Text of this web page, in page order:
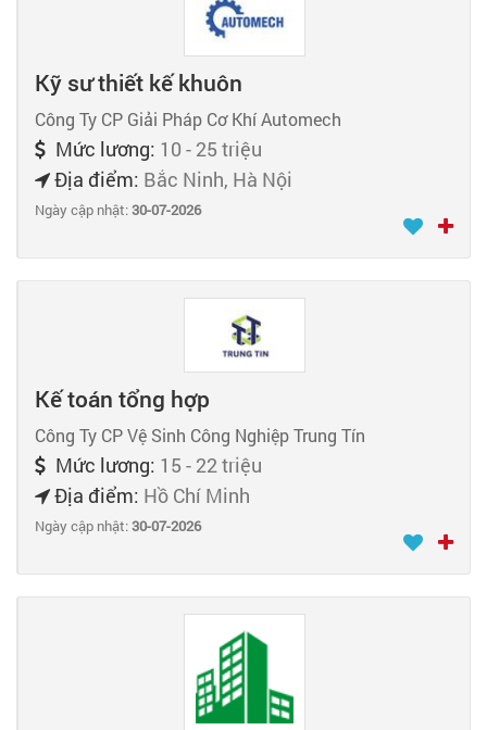
Kỹ sư thiết kế khuôn
Công Ty CP Giải Pháp Cơ Khí Automech
Mức lương: 10 - 25 triệu
Địa điểm: Bắc Ninh, Hà Nội
Ngày cập nhật:30-07-2026
Kế toán tổng hợp
Công Ty CP Vệ Sinh Công Nghiệp Trung Tín
Mức lương: 15 - 22 triệu
Địa điểm: Hồ Chí Minh
Ngày cập nhật:30-07-2026